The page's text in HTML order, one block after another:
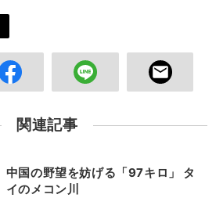
関連記事
中国の野望を妨げる「97キロ」 タ
イのメコン川